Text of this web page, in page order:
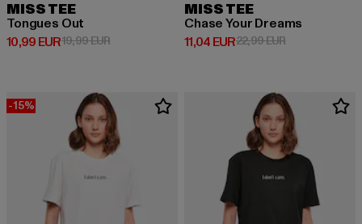
MISS TEE
Tongues Out
10,99 EUR
Derzeitiger Preis: 10,99 EUR
19,99 EURAktionspreis: 19,99 EUR
MISS TEE
Chase Your Dreams
11,04 EUR
Derzeitiger Preis: 11,04 EUR
22,99 EURAktionspreis:
-15%